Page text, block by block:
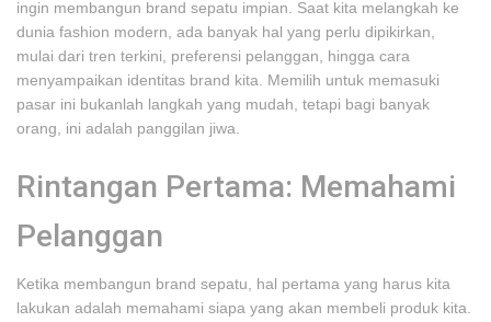
ingin membangun brand sepatu impian. Saat kita melangkah ke
dunia fashion modern, ada banyak hal yang perlu dipikirkan,
mulai dari tren terkini, preferensi pelanggan, hingga cara
menyampaikan identitas brand kita. Memilih untuk memasuki
pasar ini bukanlah langkah yang mudah, tetapi bagi banyak
orang, ini adalah panggilan jiwa.
Rintangan Pertama: Memahami
Pelanggan
Ketika membangun brand sepatu, hal pertama yang harus kita
lakukan adalah memahami siapa yang akan membeli produk kita.